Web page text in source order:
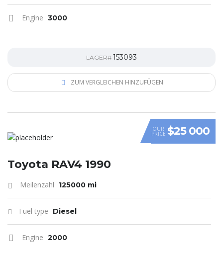
Engine 3000
LAGER# 153093
ZUM VERGLEICHEN HINZUFÜGEN
OUR
PRICE $25 000
Toyota RAV4 1990
Meilenzahl 125000 mi
Fuel type Diesel
Engine 2000